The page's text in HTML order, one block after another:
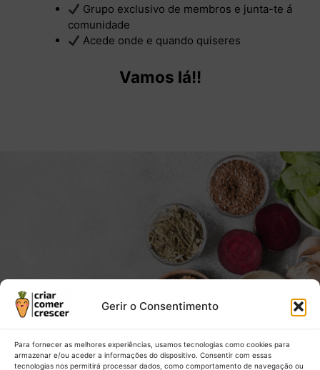
Gerir o Consentimento
Para fornecer as melhores experiências, usamos tecnologias como cookies para
armazenar e/ou aceder a informações do dispositivo. Consentir com essas
tecnologias nos permitirá processar dados, como comportamento de navegação ou
Grupo exclusivo de membros e junta-te á
comunidade
Acede onde e quando quiseres
Vamos lá!!